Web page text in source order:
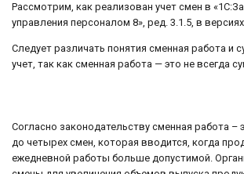
Рассмотрим, как реализован учет смен в
управления персоналом 8», ред. 3.1.5, в
Следует различать понятия сменная работа и
учет, так как сменная работа — это не всегда
Согласно законодательству сменная работа –
до четырех смен, которая вводится, когда
ежедневной работы больше допустимой.